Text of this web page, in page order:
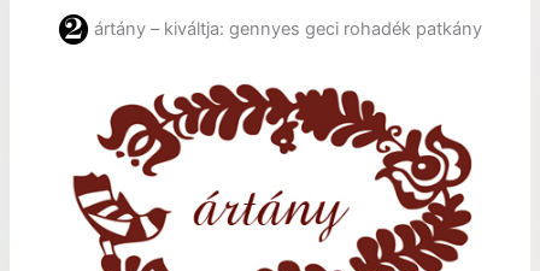
ártány – kiváltja: gennyes geci rohadék patkány